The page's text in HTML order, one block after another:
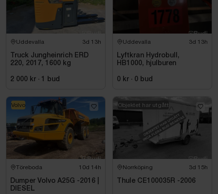
Uddevalla 3d 13h
Truck Jungheinrich ERD
220, 2017, 1600 kg
2 000 kr · 1 bud
Uddevalla 3d 13h
Lyftkran Hydrobull,
HB1000, hjulburen
0 kr · 0 bud
Töreboda 10d 14h
Dumper Volvo A25G -2016 |
DIESEL
Volvo
Norrköping 3d 15h
Thule CE100035R -2006
Objektet har utgått